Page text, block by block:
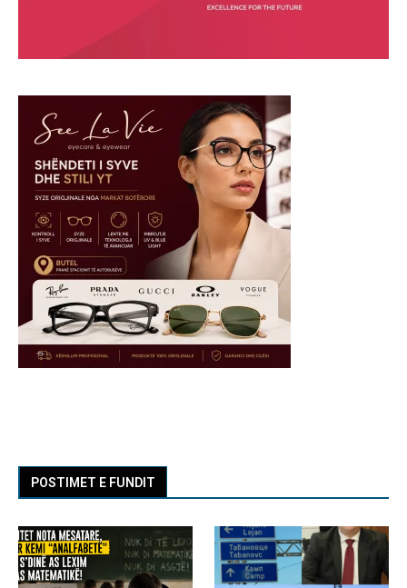
POSTIMET E FUNDIT